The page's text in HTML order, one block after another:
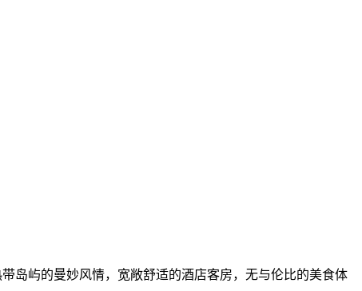
岛屿的曼妙风情，宽敞舒适的酒店客房，无与伦比的美食体